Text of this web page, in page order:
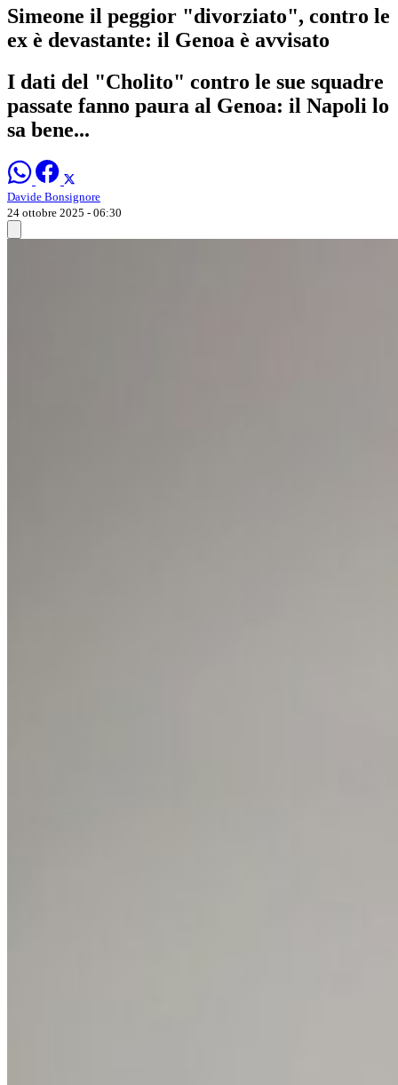
Simeone il peggior "divorziato", contro le
ex è devastante: il Genoa è avvisato
I dati del "Cholito" contro le sue squadre
passate fanno paura al Genoa: il Napoli lo
sa bene...
Davide Bonsignore
24 ottobre 2025 - 06:30